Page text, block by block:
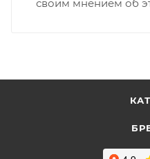
своим мнением об